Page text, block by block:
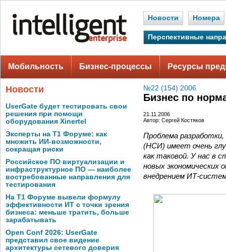
Новости Номера
Перспективные
Мобильность Бизнес-процессы Ресурсы
Новости
UserGate будет тестировать свои
решения при помощи
оборудования Xinertel
Эксперты на Т1 Форуме: как
множить ИИ-возможности,
сокращая риски
Российское ПО виртуализации и
инфраструктурное ПО — наиболее
востребованные направления для
тестирования
На Т1 Форуме вывели формулу
эффективности ИТ с точки зрения
бизнеса: меньше тратить, больше
зарабатывать
Open Conf 2026: UserGate
представил свое видение
архитектуры сетевого доверия
№22 (154) 2006
Бизнес по
21.11.2006
Автор: Сергей Костяков
Проблема
(НСИ) имеет очень
как таковой. У нас в
новых экономических
внедрением ИТ-систем